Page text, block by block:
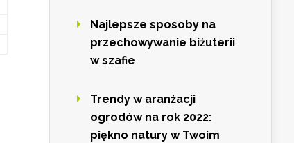
Najlepsze sposoby na
przechowywanie biżuterii
w szafie
Trendy w aranżacji
ogrodów na rok 2022:
piękno natury w Twoim